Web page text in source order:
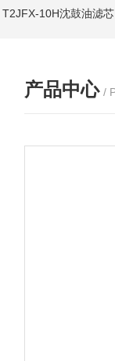
T2JFX-10H沈鼓油滤芯
产品中心 /